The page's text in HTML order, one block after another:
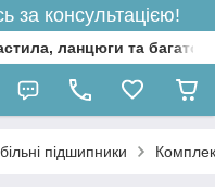
за консультацією!
ланцюги та багато
підшипники